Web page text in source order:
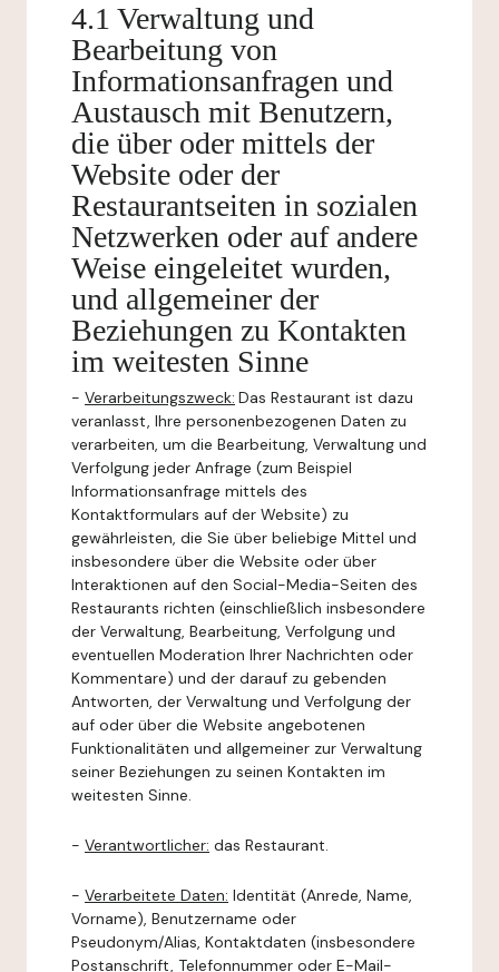
4.1 Verwaltung und
Bearbeitung von
Informationsanfragen und
Austausch mit Benutzern,
die über oder mittels der
Website oder der
Restaurantseiten in sozialen
Netzwerken oder auf andere
Weise eingeleitet wurden,
und allgemeiner der
Beziehungen zu Kontakten
im weitesten Sinne
- Verarbeitungszweck: Das Restaurant ist dazu
veranlasst, Ihre personenbezogenen Daten zu
verarbeiten, um die Bearbeitung, Verwaltung und
Verfolgung jeder Anfrage (zum Beispiel
Informationsanfrage mittels des
Kontaktformulars auf der Website) zu
gewährleisten, die Sie über beliebige Mittel und
insbesondere über die Website oder über
Interaktionen auf den Social-Media-Seiten des
Restaurants richten (einschließlich insbesondere
der Verwaltung, Bearbeitung, Verfolgung und
eventuellen Moderation Ihrer Nachrichten oder
Kommentare) und der darauf zu gebenden
Antworten, der Verwaltung und Verfolgung der
auf oder über die Website angebotenen
Funktionalitäten und allgemeiner zur Verwaltung
seiner Beziehungen zu seinen Kontakten im
weitesten Sinne.
- Verantwortlicher: das Restaurant.
- Verarbeitete Daten: Identität (Anrede, Name,
Vorname), Benutzername oder
Pseudonym/Alias, Kontaktdaten (insbesondere
Postanschrift, Telefonnummer oder E-Mail-